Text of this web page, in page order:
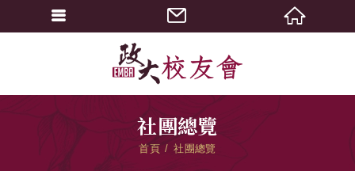
社團總覽
首頁 社團總覽